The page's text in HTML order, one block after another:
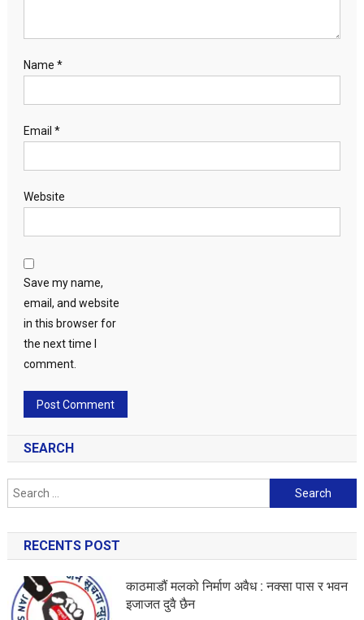
Name *
Email *
Website
Save my name,
email, and website
in this browser for
the next time I
comment.
SEARCH
Search
for:
RECENTS POST
काठमाडौं मलको निर्माण अवैध : नक्सा पास र भवन
इजाजत दुवै छैन